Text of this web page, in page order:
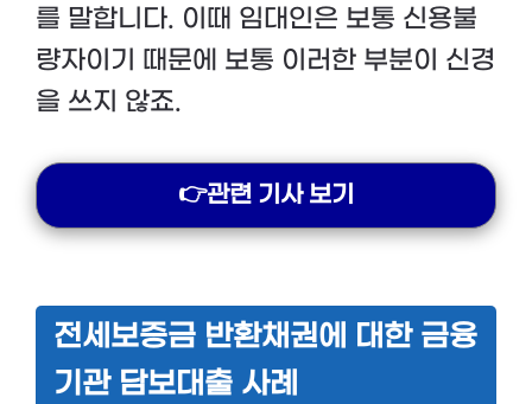
를 말합니다. 이때 임대인은 보통 신용불
량자이기 때문에 보통 이러한 부분이 신경
을 쓰지 않죠.
👉관련 기사 보기
전세보증금 반환채권에 대한 금융
기관 담보대출 사례